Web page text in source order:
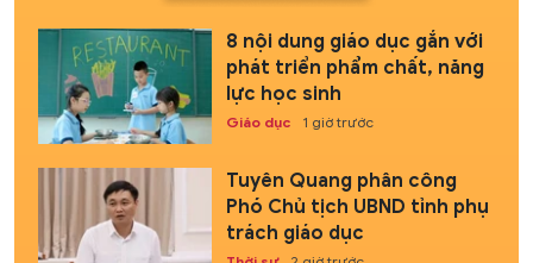
8 nội dung giáo dục gắn với
phát triển phẩm chất, năng
lực học sinh
Giáo dục 1 giờ trước
Tuyên Quang phân công
Phó Chủ tịch UBND tỉnh phụ
trách giáo dục